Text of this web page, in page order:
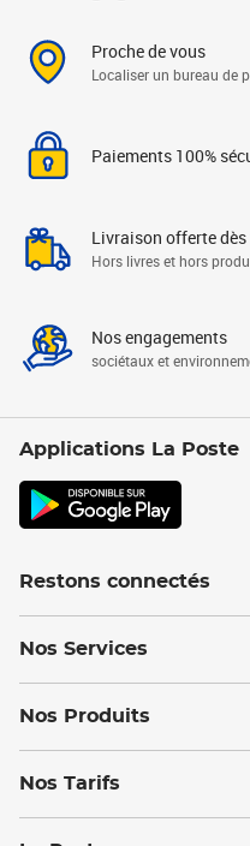
Proche de vous
Localiser un bureau de
Paiements 100%
Livraison offerte
Hors livres et hors
Nos engagements
sociétaux et
Applications La Poste
Restons connectés
Nos Services
Nos Produits
Nos Tarifs